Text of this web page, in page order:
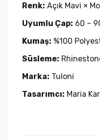
Renk: Açık Mavi ×
Uyumlu Çap: 60 –
Kumaş: %100
Süsleme:
Marka: Tuloni
Tasarımcı: Maria